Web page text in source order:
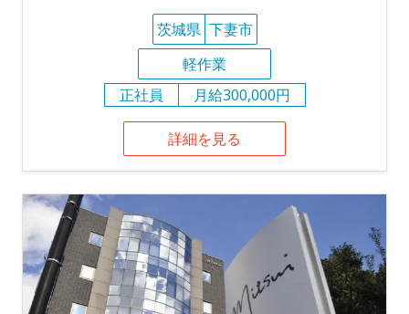
茨城県 下妻市
軽作業
正社員
月給300,000円
詳細を見る